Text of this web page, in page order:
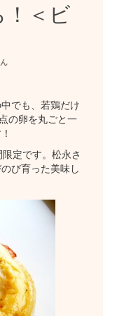
＜ビ
でも、若鶏だけ
の卵を丸ごと一
定です。松永さ
び育った美味し